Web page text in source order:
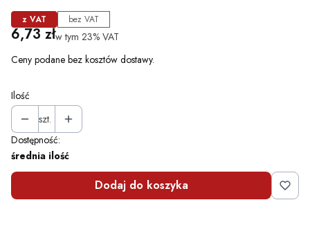
z VAT bez VAT
Cena
6,73 złw tym 23% VAT
w tym 23% VAT
Ceny podane bez kosztów dostawy.
Ilość
szt.
Dostępność:
średnia ilość
Dodaj do koszyka